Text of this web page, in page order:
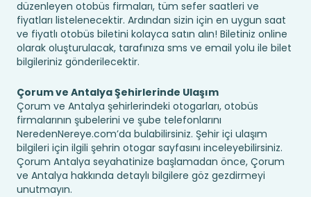
düzenleyen otobüs firmaları, tüm sefer saatleri ve
fiyatları listelenecektir. Ardından sizin için en uygun saat
ve fiyatlı otobüs biletini kolayca satın alın! Biletiniz online
olarak oluşturulacak, tarafınıza sms ve email yolu ile bilet
bilgileriniz gönderilecektir.
Çorum ve Antalya Şehirlerinde Ulaşım
Çorum ve Antalya şehirlerindeki otogarları, otobüs
firmalarının şubelerini ve şube telefonlarını
NeredenNereye.com’da bulabilirsiniz. Şehir içi ulaşım
bilgileri için ilgili şehrin otogar sayfasını inceleyebilirsiniz.
Çorum Antalya seyahatinize başlamadan önce, Çorum
ve Antalya hakkında detaylı bilgilere göz gezdirmeyi
unutmayın.